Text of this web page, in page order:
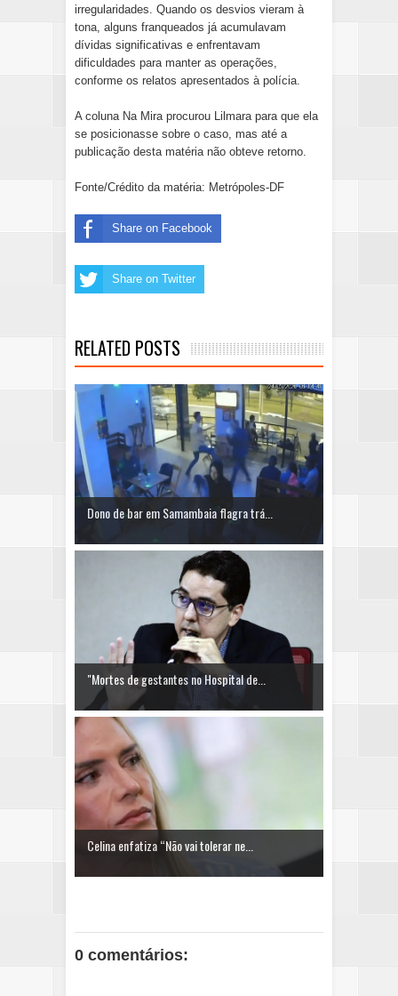
irregularidades. Quando os desvios vieram à
tona, alguns franqueados já acumulavam
dívidas significativas e enfrentavam
dificuldades para manter as operações,
conforme os relatos apresentados à polícia.
A coluna Na Mira procurou Lilmara para que ela
se posicionasse sobre o caso, mas até a
publicação desta matéria não obteve retorno.
Fonte/Crédito da matéria: Metrópoles-DF
Share on Facebook
Share on Twitter
RELATED POSTS
Dono de bar em Samambaia flagra trá...
"Mortes de gestantes no Hospital de...
Celina enfatiza “Não vai tolerar ne...
0 comentários: